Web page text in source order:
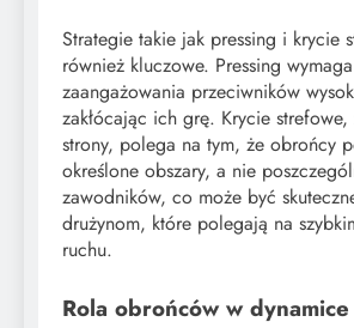
Strategie takie jak pressing i krycie
również kluczowe. Pressing
zaangażowania przeciwników
zakłócając ich grę. Krycie
strony, polega na tym, że obrońcy
określone obszary, a nie
zawodników, co może być
drużynom, które polegają na
ruchu.
Rola obrońców w